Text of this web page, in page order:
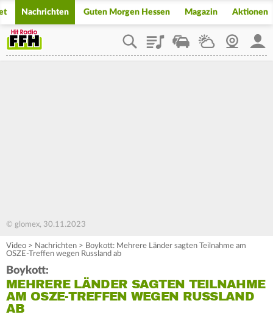
Nachrichten Guten Morgen Hessen Magazin Aktionen
PlaylistStaupilotWetterWebcam
© glomex, 30.11.2023
Video > Nachrichten > Boykott: Mehrere Länder sagten Teilnahme am
OSZE-Treffen wegen Russland ab
Boykott:
MEHRERE LÄNDER SAGTEN TEILNAHME
AM OSZE-TREFFEN WEGEN RUSSLAND
AB